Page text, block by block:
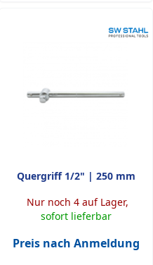
Quergriff 1/2" | 250 mm
Nur noch 4 auf Lager,
sofort lieferbar
Preis nach Anmeldung